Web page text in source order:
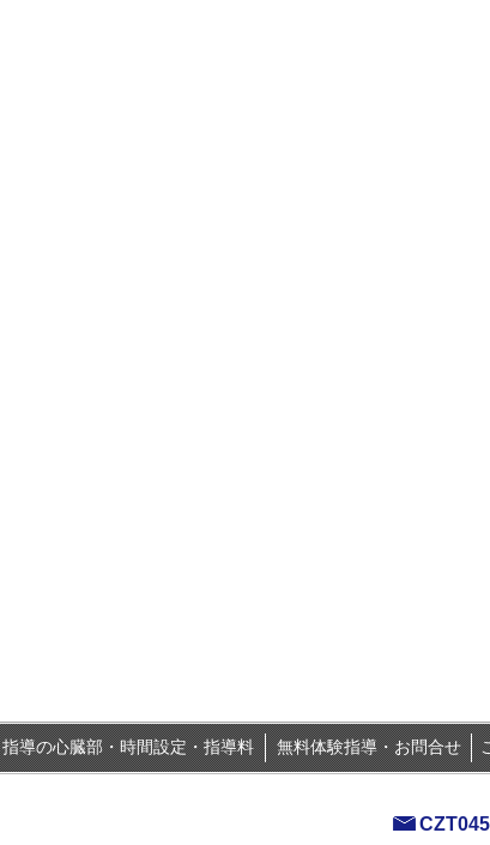
指導の心臓部・時間設定・指導料 無料体験指導・お問合せ